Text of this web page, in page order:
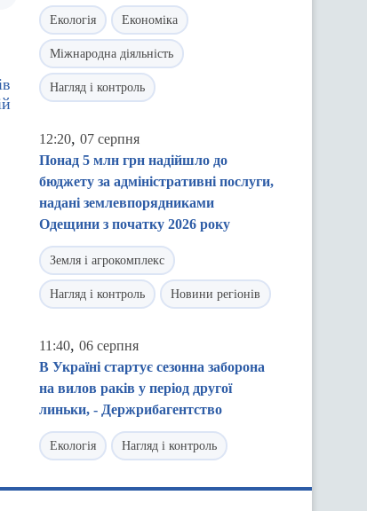
Екологія Економіка
Міжнародна діяльність
Нагляд і контроль
12:20, 07 серпня
Понад 5 млн грн надійшло до
бюджету за адміністративні послуги,
надані землевпорядниками
Одещини з початку 2026 року
Земля і агрокомплекс
Нагляд і контроль Новини регіонів
11:40, 06 серпня
В Україні стартує сезонна заборона
на вилов раків у період другої
линьки, - Держрибагентство
Екологія Нагляд і контроль